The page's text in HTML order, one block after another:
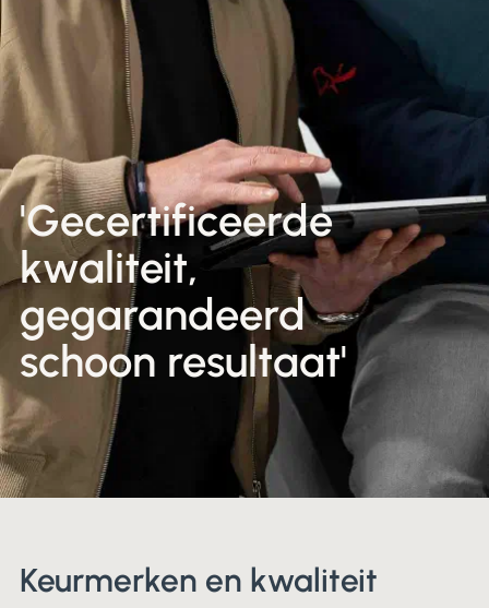
Winkels & Showroom
'Gecertificeerde
kwaliteit,
gegarandeerd
schoon resultaat'
Keurmerken en kwaliteit